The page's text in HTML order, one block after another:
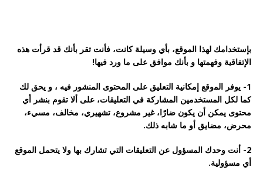
بإستخدامك ﻟﻬﺬا الموقع، ﺑﺄﻱ ﻭﺳﻴﻠﺔ ﻛﺎﻧﺖ، ﻓﺄﻧﺖ ﺗﻘﺮ ﺑﺄﻧﻚ ﻗﺪ ﻗﺮﺃﺕ ﻫﺬﻩ
ﺍلإﺗﻔﺎﻗﻴﺔ ﻭﻓﻬﻤﺘﻬﺎ ﻭ ﺑﺄﻧﻚ ﻣﻮﺍﻓﻖ ﻋﻠﻰ ﻣﺎ ﻭﺭﺩ ﻓﻴﻬﺎ!
1- يوفر ﺍﻟﻤوقع ﺇﻣﻜﺎﻧﻴﺔ ﺍﻟﺘﻌﻠﻴﻖ ﻋﻠﻰ ﺍﻟﻤﺤﺘﻮﻯ ﺍﻟﻤﻨﺸﻮﺭ فيه ، و ﻳﺤﻖ ﻟﻚ
ﻛﻤﺎ ﻟﻜﻞ ﺍﻟﻤﺴﺘﺨﺪﻣﻴﻦ ﺍﻟﻤﺸﺎﺭﻛﺔ ﻓﻲ التعليقات، ﻋﻠﻰ ﺃﻻ ﺗﻘﻮﻡ ﺑﻨﺸﺮ ﺃﻱ
ﻣﺤﺘﻮﻯ ﻳﻤﻜﻦ ﺃﻥ ﻳﻜﻮﻥ ﺿﺎﺭًﺍ، ﻏﻴﺮ ﻣﺸﺮﻭﻉ، ﺗﺸﻬﻴﺮﻱ، ﻣﺨﺎﻟﻒ، ﻣﺴﻲﺀ،
ﻣﺤﺮﺽ، ﻣﻀﺎﻳﻖ ﺃﻭ ﻣﺎ ﺷﺎﺑﻪ ﺫﻟﻚ.
2- ﺃﻧﺖ ﻭﺣﺪﻙ ﺍﻟﻤﺴﺆﻭﻝ ﻋﻦ ﺍﻟﺘﻌﻠﻴﻘﺎﺕ ﺍﻟﺘﻲ ﺗﺸﺎﺭﻙ ﺑﻬﺎ ولا يتحمل الموقع
أي مسؤولية.